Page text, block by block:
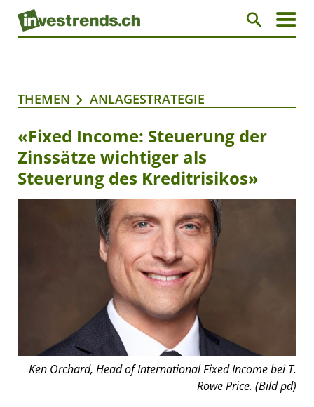
THEMEN ANLAGESTRATEGIE
«Fixed Income: Steuerung der
Zinssätze wichtiger als
Steuerung des Kreditrisikos»
Ken Orchard, Head of International Fixed Income bei T.
Rowe Price. (Bild pd)